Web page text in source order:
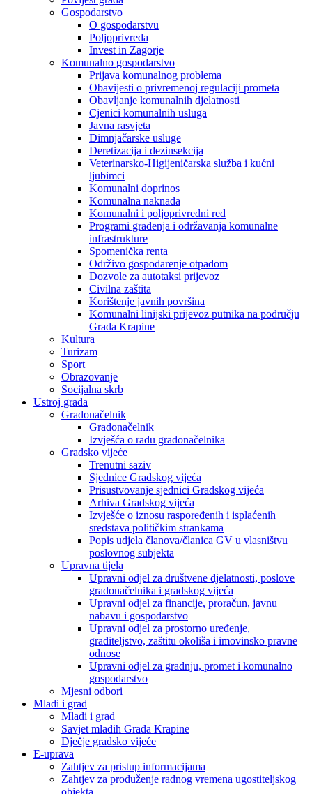
Gospodarstvo
O gospodarstvu
Poljoprivreda
Invest in Zagorje
Komunalno gospodarstvo
Prijava komunalnog problema
Obavijesti o privremenoj regulaciji prometa
Obavljanje komunalnih djelatnosti
Cjenici komunalnih usluga
Javna rasvjeta
Dimnjačarske usluge
Deretizacija i dezinsekcija
Veterinarsko-Higijeničarska služba i kućni
ljubimci
Komunalni doprinos
Komunalna naknada
Komunalni i poljoprivredni red
Programi građenja i održavanja komunalne
infrastrukture
Spomenička renta
Održivo gospodarenje otpadom
Dozvole za autotaksi prijevoz
Civilna zaštita
Korištenje javnih površina
Komunalni linijski prijevoz putnika na području
Grada Krapine
Kultura
Turizam
Sport
Obrazovanje
Socijalna skrb
Ustroj grada
Gradonačelnik
Gradonačelnik
Izvješća o radu gradonačelnika
Gradsko vijeće
Trenutni saziv
Sjednice Gradskog vijeća
Prisustvovanje sjednici Gradskog vijeća
Arhiva Gradskog vijeća
Izvješće o iznosu raspoređenih i isplaćenih
sredstava političkim strankama
Popis udjela članova/članica GV u vlasništvu
poslovnog subjekta
Upravna tijela
Upravni odjel za društvene djelatnosti, poslove
gradonačelnika i gradskog vijeća
Upravni odjel za financije, proračun, javnu
nabavu i gospodarstvo
Upravni odjel za prostorno uređenje,
graditeljstvo, zaštitu okoliša i imovinsko pravne
odnose
Upravni odjel za gradnju, promet i komunalno
gospodarstvo
Mjesni odbori
Mladi i grad
Mladi i grad
Savjet mladih Grada Krapine
Dječje gradsko vijeće
E-uprava
Zahtjev za pristup informacijama
Zahtjev za produženje radnog vremena ugostiteljskog
objekta